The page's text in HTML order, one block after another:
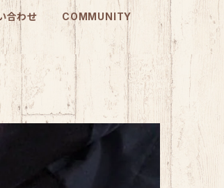
合わせ COMMUNITY